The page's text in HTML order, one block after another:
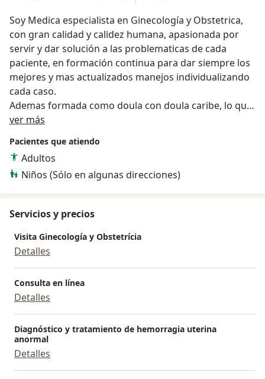
Soy Medica especialista en Ginecología y Obstetrica,
con gran calidad y calidez humana, apasionada por
servir y dar solución a las problematicas de cada
paciente, en formación continua para dar siempre los
mejores y mas actualizados manejos individualizando
cada caso.
Ademas formada como doula con doula caribe, lo que
me permite dar un enfoque mas humanizado en la
nacimiento respetado.
ver más
Pacientes que atiendo
Adultos
Niños (Sólo en algunas direcciones)
Servicios y precios
Visita Ginecología y Obstetrícia
Detalles
Consulta en línea
Detalles
Diagnóstico y tratamiento de hemorragia uterina
anormal
Detalles